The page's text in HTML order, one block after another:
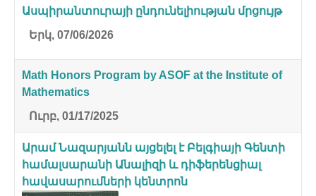
Ասպիրանտուրայի ընդունելիության մրցույթ
Երկ, 07/06/2026
Math Honors Program by ASOF at the Institute of
Mathematics
Ուրբ, 01/17/2025
Արամ Նազարյանն այցելել է Բելգիայի Գենտի
համալսարանի Անալիզի և դիֆերենցիալ
հավասարումների կենտրոն